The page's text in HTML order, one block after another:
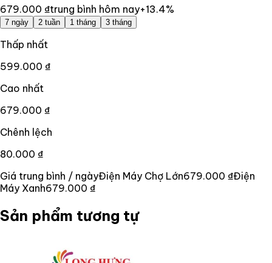
679.000 ₫trung bình hôm nay+13.4%
7 ngày 2 tuần 1 tháng 3 tháng
Thấp nhất
599.000 ₫
Cao nhất
679.000 ₫
Chênh lệch
80.000 ₫
Giá trung bình / ngàyĐiện Máy Chợ Lớn679.000 ₫Điện
Máy Xanh679.000 ₫
Sản phẩm tương tự